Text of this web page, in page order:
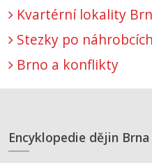
Kvartérní lokality
Stezky po
Brno a konflikty
Encyklopedie dějin Brna